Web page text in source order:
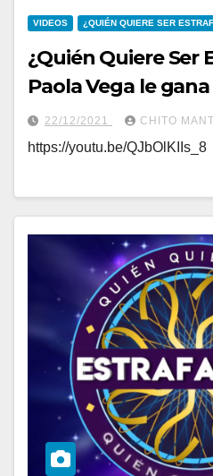
VIDEOS ¿QUIÉN QUIERE SER
¿Quién Quiere Ser
Paola Vega le
22/12/2021 CHITO
https://youtu.be/QJbOlKIIs_8